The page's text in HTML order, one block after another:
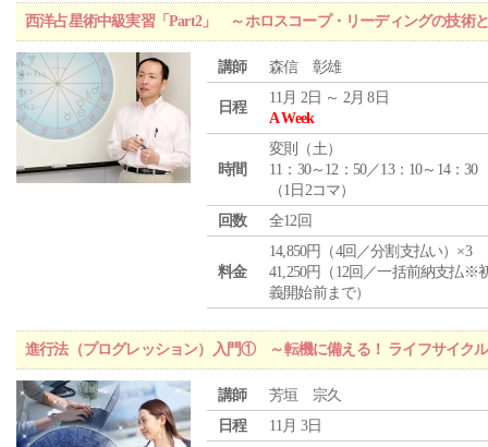
西洋占星術中級実習「Part2」 ～ホロスコープ・リーディングの技術
講師 森信 彰雄
日程
11月 2日 ～ 2月 8日
A Week
時間
変則（土）
11：30～12：50／13：10～14：30
（1日2コマ）
回数
全12回
料金
14,850円（4回／分割支払い）×3
41,250円（12回／一括前納支払※
義開始前まで）
進行法（プログレッション）入門① ～転機に備える！ ライフサイク
講師
芳垣 宗久
日程
11月 3日